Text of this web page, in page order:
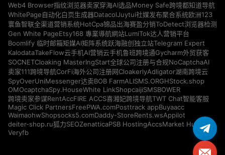
Web4 Browser指纹浏览器卖家穿海AI选品Money Safe跨境都知道导航
WhitePage自动化白页生成器DatacolJuytui社媒发布聚合系统欧洲123
寰鱼智联全渠道营销系统HotCpa锦品出海赛盈分销ToDetect浏览器检测
Gen White PageEtsy168 專業導航網站LumiTok达人营销平台
Boomlify 临时邮箱矩媒AI矩阵系统跃海融创独立站Telegram Expert
KalodataTakeFlow云手机AI营销云手机鲁班跨境通Gycharm外贸获客
SOCNETCloaking MasterIngStart全球公司注册与合规NoCaptchaAI
卖家111跨境导航CorFi海外公司注册网CloakerlyAdligator湖南跨境云
SpyOverUniMessenger达卖BOB FarmALISMS.ORGHStock.shop
OMOcaptchaSpy.HouseWhite LinkShopcaijiSMSBOWER
跨境卖家参谋RentAccFIRE ACCS喜湘妃跨境导航TWT Chat智能客服
Magic Click PartnersFreePWA.comPosttrack appBuyaacc
WaimaohwShopsocks5.comDaddy-StoreRents.wsAppilot
deiter-shop.ru狐力SEOZenatticaPSB HostingAccsMarket Hub
Veryfb